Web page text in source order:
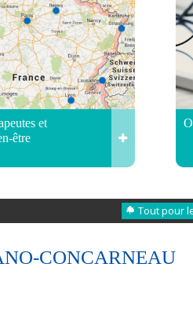
et
être
Tout pour
CONCARNEAU